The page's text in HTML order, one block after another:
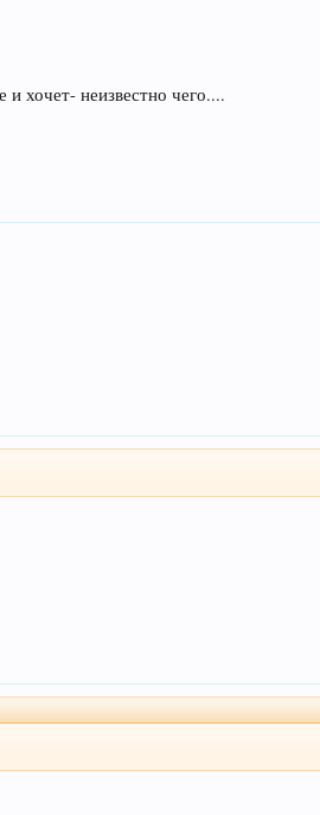
хочет- неизвестно чего....